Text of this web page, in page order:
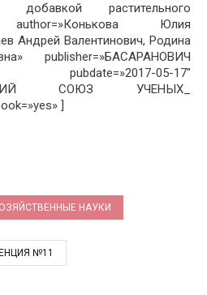
добавкой растительного
author=»Конькова Юлия
Андрей Валентинович, Родина
publisher=»БАСАРАНОВИЧ
05-17″
СОЮЗ УЧЕНЫХ_
]
НАУКИ
№11